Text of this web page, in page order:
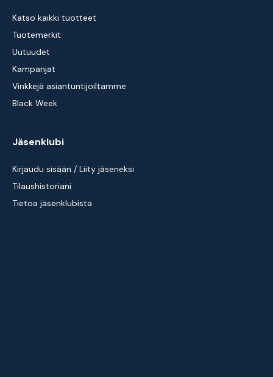
Katso kaikki tuotteet
Tuotemerkit
Uutuudet
Kampanjat
Vinkkejä asiantuntijoiltamme
Black Week
Jäsenklubi
Kirjaudu sisään / Liity jäseneksi
Tilaushistoriani
Tietoa jäsenklubista